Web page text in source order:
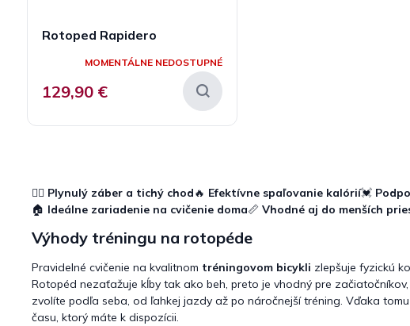
Rotoped Rapidero
MOMENTÁLNE NEDOSTUPNÉ
129,90 €
l
á
d
i
e
p
r
🚴‍♂️ Plynulý záber a tichý chod🔥 Efektívne spaľovanie kalórií💓
🏠 Ideálne zariadenie na cvičenie doma📏 Vhodné aj do menších
Výhody tréningu na rotopéde
Pravidelné cvičenie na kvalitnom tréningovom bicykli zlepšuje fyzickú
Rotopéd nezaťažuje kĺby tak ako beh, preto je vhodný pre
zvolíte podľa seba, od ľahkej jazdy až po náročnejší tréning. Vďaka
času, ktorý máte k dispozícii.